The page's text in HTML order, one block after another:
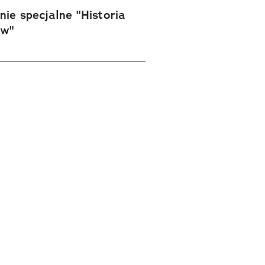
specjalne "Historia